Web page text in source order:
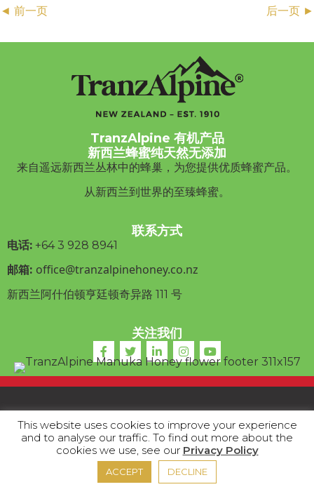
Posts
navigation
◄ 前一页 后一页 ►
TranzAlpine 有机产品
新西兰蜂蜜纯天然无添加
来自遥远新西兰丛林中的蜂巢，为您提供优质蜂蜜产品。
从新西兰到世界的至臻蜂蜜。
联系方式
电话: +64 3 928 8941
邮箱: office@tranzalpinehoney.co.nz
新西兰阿什伯顿亨廷顿奇异路 111 号
关注我们
版权所有 2020 新西兰阿尔卑斯山蜂蜜有限公司
隐私条款|贸易条款 |条款和条件
This website uses cookies to improve your experience
and to analyse our traffic. To find out more about the
cookies we use, see our Privacy Policy
ACCEPT DECLINE